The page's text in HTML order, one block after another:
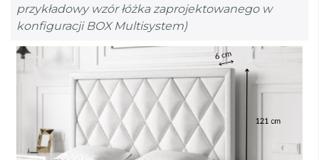
przykładowy wzór łóżka zaprojektowanego w
konfiguracji BOX Multisystem)